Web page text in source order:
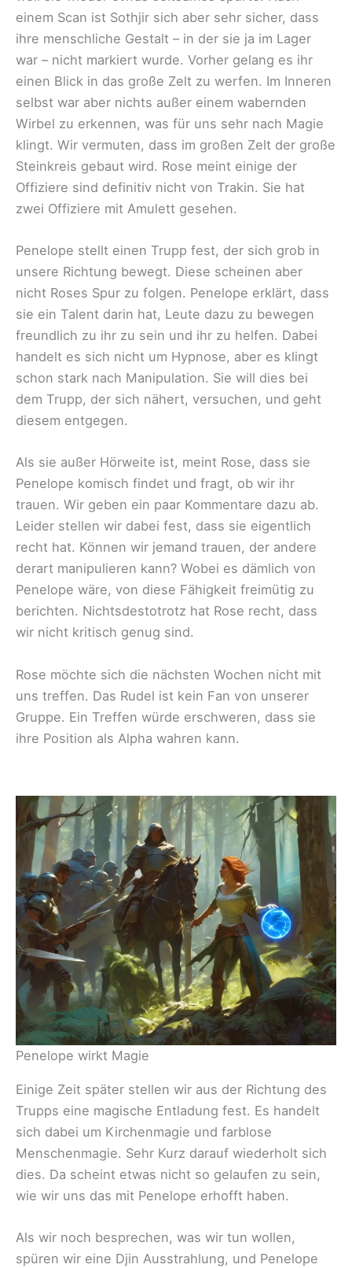
einem Scan ist Sothjir sich aber sehr sicher, dass
ihre menschliche Gestalt – in der sie ja im Lager
war – nicht markiert wurde. Vorher gelang es ihr
einen Blick in das große Zelt zu werfen. Im Inneren
selbst war aber nichts außer einem wabernden
Wirbel zu erkennen, was für uns sehr nach Magie
klingt. Wir vermuten, dass im großen Zelt der große
Steinkreis gebaut wird. Rose meint einige der
Offiziere sind definitiv nicht von Trakin. Sie hat
zwei Offiziere mit Amulett gesehen.
Penelope stellt einen Trupp fest, der sich grob in
unsere Richtung bewegt. Diese scheinen aber
nicht Roses Spur zu folgen. Penelope erklärt, dass
sie ein Talent darin hat, Leute dazu zu bewegen
freundlich zu ihr zu sein und ihr zu helfen. Dabei
handelt es sich nicht um Hypnose, aber es klingt
schon stark nach Manipulation. Sie will dies bei
dem Trupp, der sich nähert, versuchen, und geht
diesem entgegen.
Als sie außer Hörweite ist, meint Rose, dass sie
Penelope komisch findet und fragt, ob wir ihr
trauen. Wir geben ein paar Kommentare dazu ab.
Leider stellen wir dabei fest, dass sie eigentlich
recht hat. Können wir jemand trauen, der andere
derart manipulieren kann? Wobei es dämlich von
Penelope wäre, von diese Fähigkeit freimütig zu
berichten. Nichtsdestotrotz hat Rose recht, dass
wir nicht kritisch genug sind.
Rose möchte sich die nächsten Wochen nicht mit
uns treffen. Das Rudel ist kein Fan von unserer
Gruppe. Ein Treffen würde erschweren, dass sie
ihre Position als Alpha wahren kann.
Penelope wirkt Magie
Einige Zeit später stellen wir aus der Richtung des
Trupps eine magische Entladung fest. Es handelt
sich dabei um Kirchenmagie und farblose
Menschenmagie. Sehr Kurz darauf wiederholt sich
dies. Da scheint etwas nicht so gelaufen zu sein,
wie wir uns das mit Penelope erhofft haben.
Als wir noch besprechen, was wir tun wollen,
spüren wir eine Djin Ausstrahlung, und Penelope